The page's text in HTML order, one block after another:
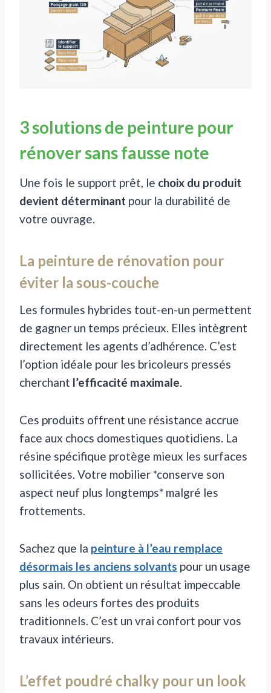
3 solutions de peinture pour
rénover sans fausse note
Une fois le support prêt, le choix du produit
devient déterminant pour la durabilité de
votre ouvrage.
La peinture de rénovation pour
éviter la sous-couche
Les formules hybrides tout-en-un permettent
de gagner un temps précieux. Elles intègrent
directement les agents d’adhérence. C’est
l’option idéale pour les bricoleurs pressés
cherchant l’efficacité maximale.
Ces produits offrent une résistance accrue
face aux chocs domestiques quotidiens. La
résine spécifique protège mieux les surfaces
sollicitées. Votre mobilier *conserve son
aspect neuf plus longtemps* malgré les
frottements.
Sachez que la peinture à l’eau remplace
désormais les anciens solvants pour un usage
plus sain. On obtient un résultat impeccable
sans les odeurs fortes des produits
traditionnels. C’est un vrai confort pour vos
travaux intérieurs.
L’effet poudré chalky pour un look